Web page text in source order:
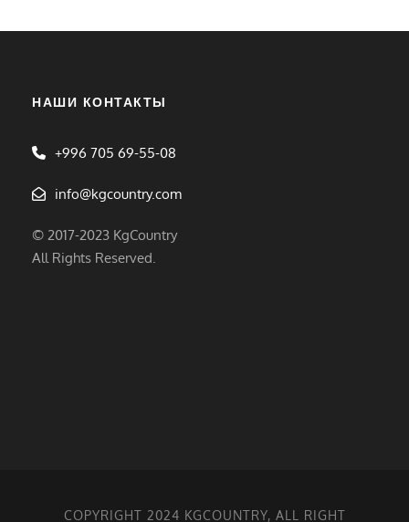
НАШИ КОНТАКТЫ
+996 705 69-55-08
info@kgcountry.com
© 2017-2023 KgCountry
All Rights Reserved.
COPYRIGHT 2024 KGCOUNTRY, ALL RIGHT